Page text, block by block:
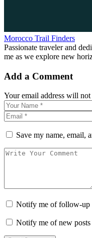
Morocco Trail Finders
Passionate traveler and
me as we explore new
Add a Comment
Your email address will not
Save my name, email,
Notify me of follow-up
Notify me of new posts